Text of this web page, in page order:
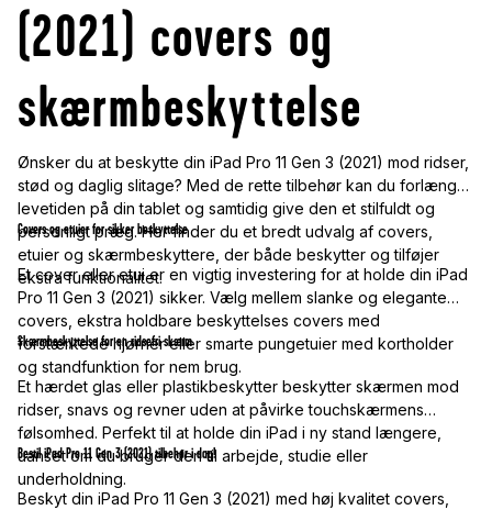
(2021) covers og
skærmbeskyttelse
Ønsker du at beskytte din iPad Pro 11 Gen 3 (2021) mod ridser,
stød og daglig slitage? Med de rette tilbehør kan du forlænge
levetiden på din tablet og samtidig give den et stilfuldt og
personligt præg. Her finder du et bredt udvalg af covers,
etuier og skærmbeskyttere, der både beskytter og tilføjer
ekstra funktionalitet.
Covers og etuier for sikker beskyttelse
Et cover eller etui er en vigtig investering for at holde din iPad
Pro 11 Gen 3 (2021) sikker. Vælg mellem slanke og elegante
covers, ekstra holdbare beskyttelses covers med
forstærkede hjørner eller smarte pungetuier med kortholder
og standfunktion for nem brug.
Skærmbeskyttelse for en ridsefri skærm
Et hærdet glas eller plastikbeskytter beskytter skærmen mod
ridser, snavs og revner uden at påvirke touchskærmens
følsomhed. Perfekt til at holde din iPad i ny stand længere,
uanset om du bruger den til arbejde, studie eller
underholdning.
Bestil iPad Pro 11 Gen 3 (2021) tilbehør i dag!
Beskyt din iPad Pro 11 Gen 3 (2021) med høj kvalitet covers,